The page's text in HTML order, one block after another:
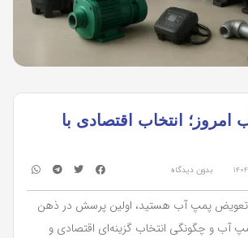
انتخاب اقتصادی با
بدون دیدگاه
تعویض پمپ آب هستید، اولین پرسش در ذهن
آب و چگونگی انتخاب گزینه‌ای اقتصادی و